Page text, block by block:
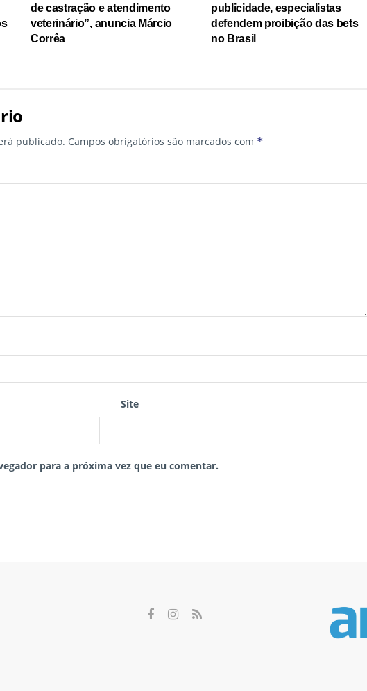
de castração e atendimento
veterinário”, anuncia Márcio
Corrêa
publicidade, especialistas
defendem proibição das bets
no Brasil
publicado. Campos obrigatórios são marcados com *
Site
para a próxima vez que eu comentar.